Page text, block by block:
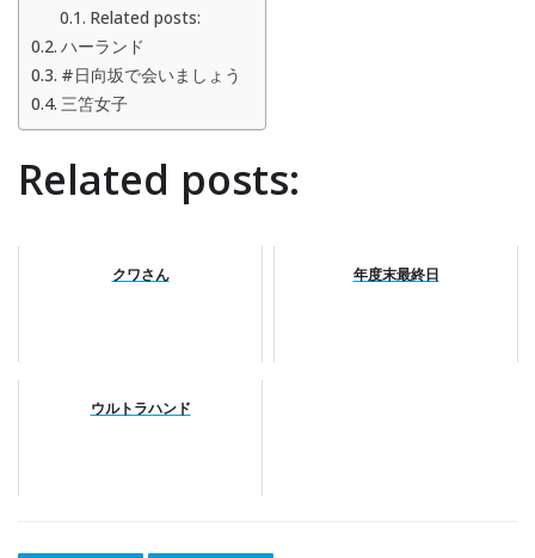
Related posts:
ハーランド
#日向坂で会いましょう
三笘女子
Related posts:
クワさん 年度末最終日
ウルトラハンド